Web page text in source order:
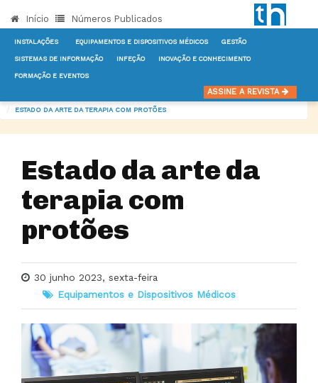
Início Números Publicados
INSTALAÇÕES EQUIPAMENTOS E DISPOSITIVOS MÉDICOS GESTÃO
SISTEMAS DE INFORMAÇÃO INFEÇÃO INOVAÇÃO E CONHECIMENTO
FORMAÇÃO E EVENTOS
ASSINE A REVISTA
EQUIPAMENTOS E DISPOSITIVOS MÉDICOS
ESTADO DA ARTE DA TERAPIA COM PROTÕES
Estado da arte da
terapia com
protões
30 junho 2023, sexta-feira
Equipamentos e Dispositivos Médicos